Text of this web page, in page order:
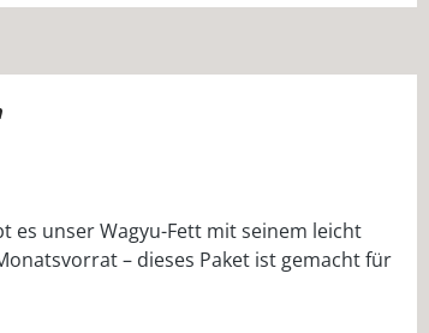
es unser Wagyu-Fett mit seinem leicht
– dieses Paket ist gemacht für